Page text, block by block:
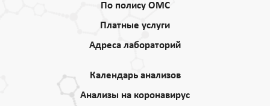
По полису ОМС
Платные услуги
Адреса лабораторий
Календарь анализов
Анализы на коронавирус